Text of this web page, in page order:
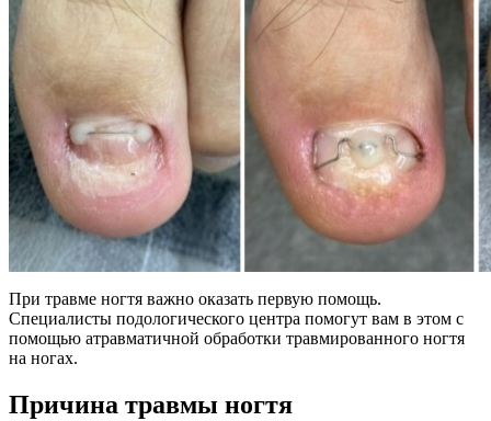
При травме ногтя важно оказать первую помощь.
Специалисты подологического центра помогут вам в этом с
помощью атравматичной обработки травмированного ногтя
на ногах.
Причина травмы ногтя